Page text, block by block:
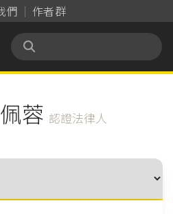
們 作者群
蓉 認證法律人